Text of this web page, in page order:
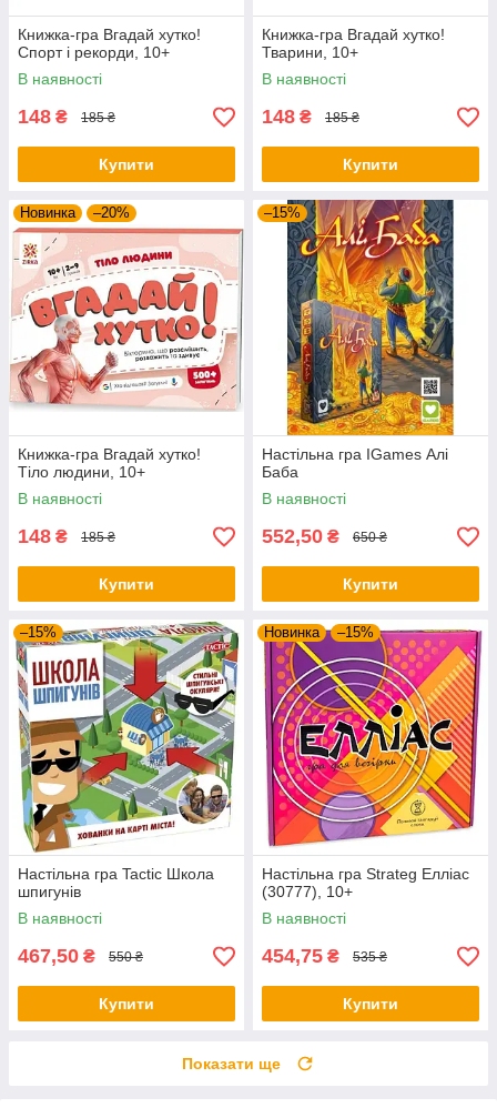
Книжка-гра Вгадай хутко!
Спорт і рекорди, 10+
В наявності
148 ₴ 185 ₴
Купити
Книжка-гра Вгадай хутко!
Тварини, 10+
В наявності
148 ₴ 185 ₴
Купити
Новинка –20%
Книжка-гра Вгадай хутко!
Тіло людини, 10+
В наявності
148 ₴ 185 ₴
Купити
–15%
Настільна гра IGames Алі
Баба
В наявності
552,50 ₴ 650 ₴
Купити
–15%
Настільна гра Tactic Школа
шпигунів
В наявності
467,50 ₴ 550 ₴
Купити
Новинка –15%
Настільна гра Strateg Елліас
(30777), 10+
В наявності
454,75 ₴ 535 ₴
Купити
Показати ще